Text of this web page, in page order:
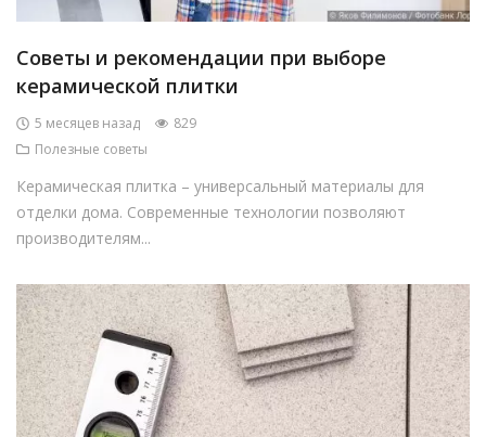
Советы и рекомендации при выборе
керамической плитки
5 месяцев назад
829
Полезные советы
Керамическая плитка – универсальный материалы для
отделки дома. Современные технологии позволяют
производителям...